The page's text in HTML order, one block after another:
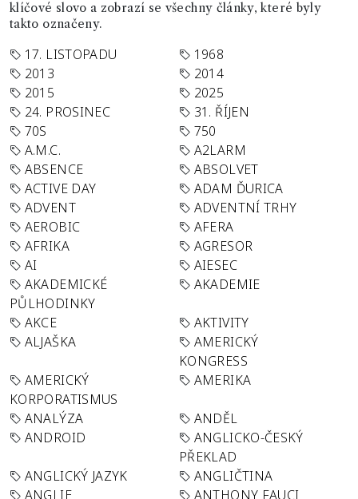
klíčové slovo a zobrazí se všechny články, které byly
takto označeny.
17. LISTOPADU
1968
2013
2014
2015
2025
24. PROSINEC
31. ŘÍJEN
70S
750
A.M.C.
A2LARM
ABSENCE
ABSOLVET
ACTIVE DAY
ADAM ĎURICA
ADVENT
ADVENTNÍ TRHY
AEROBIC
AFERA
AFRIKA
AGRESOR
AI
AIESEC
AKADEMICKÉ
PŮLHODINKY
AKADEMIE
AKCE
AKTIVITY
ALJAŠKA
AMERICKÝ
KONGRESS
AMERICKÝ
KORPORATISMUS
AMERIKA
ANALÝZA
ANDĚL
ANDROID
ANGLICKO-ČESKÝ
PŘEKLAD
ANGLICKÝ JAZYK
ANGLIČTINA
ANGLIE
ANTHONY FAUCI